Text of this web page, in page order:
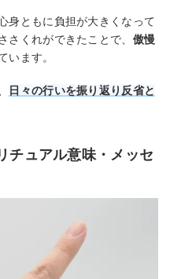
身ともに負担が大きくなって
さくれができたことで、 傲慢
います。
日々の行いを振り返り反省と
チュアル意味・メッセ